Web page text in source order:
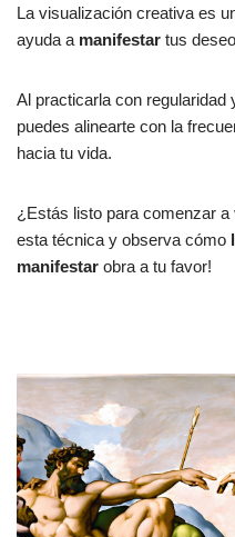
La visualización creativa es
ayuda a manifestar tus
Al practicarla con regularidad
puedes alinearte con la
hacia tu vida.
¿Estás listo para comenzar
esta técnica y observa cómo
manifestar obra a tu favor!